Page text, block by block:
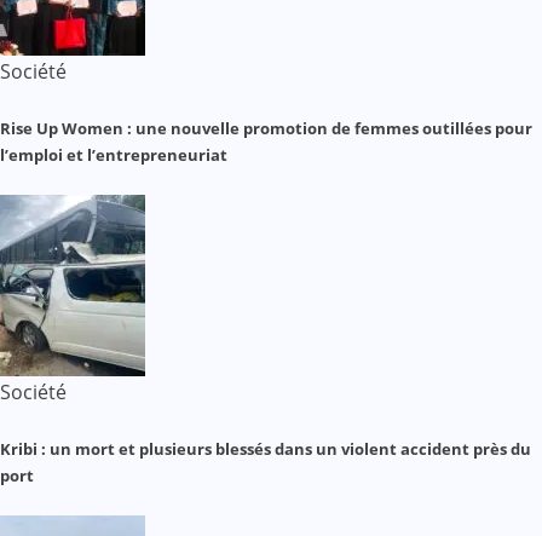
Société
Rise Up Women : une nouvelle promotion de femmes outillées pour
l’emploi et l’entrepreneuriat
Société
Kribi : un mort et plusieurs blessés dans un violent accident près du
port